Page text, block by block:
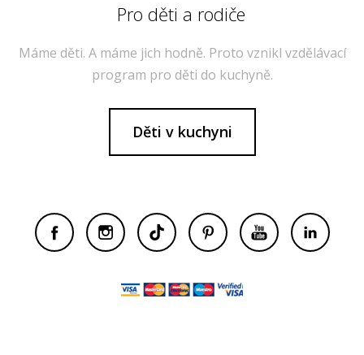
Pro děti a rodiče
Máme děti. A máme jich hodně. Proto vznikl vzdělávací
program pro děti do kuchyně.
Děti v kuchyni